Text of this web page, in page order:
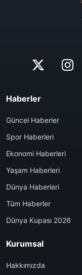
Haberler
Güncel Haberler
Spor Haberleri
Ekonomi Haberleri
Yaşam Haberleri
Dünya Haberleri
Tüm Haberler
Dünya Kupası 2026
Kurumsal
Hakkımızda